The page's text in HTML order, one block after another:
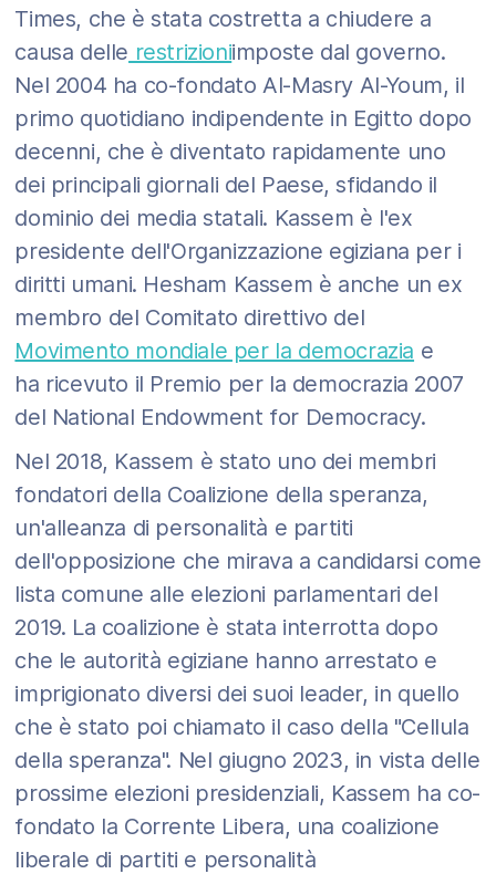
Times, che è stata costretta a chiudere a
causa delle restrizioniimposte dal governo.
Nel 2004 ha co-fondato Al-Masry Al-Youm, il
primo quotidiano indipendente in Egitto dopo
decenni, che è diventato rapidamente uno
dei principali giornali del Paese, sfidando il
dominio dei media statali. Kassem è l'ex
presidente dell'Organizzazione egiziana per i
diritti umani. Hesham Kassem è anche un ex
membro del Comitato direttivo del
Movimento mondiale per la democrazia e
ha ricevuto il Premio per la democrazia 2007
del National Endowment for Democracy.
Nel 2018, Kassem è stato uno dei membri
fondatori della Coalizione della speranza,
un'alleanza di personalità e partiti
dell'opposizione che mirava a candidarsi come
lista comune alle elezioni parlamentari del
2019. La coalizione è stata interrotta dopo
che le autorità egiziane hanno arrestato e
imprigionato diversi dei suoi leader, in quello
che è stato poi chiamato il caso della "Cellula
della speranza". Nel giugno 2023, in vista delle
prossime elezioni presidenziali, Kassem ha co-
fondato la Corrente Libera, una coalizione
liberale di partiti e personalità